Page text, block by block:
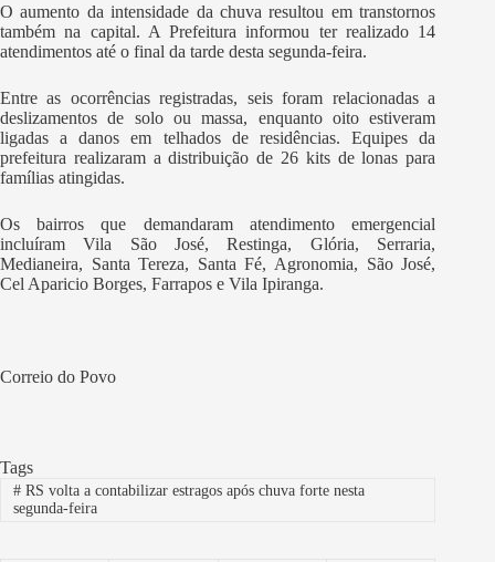
O aumento da intensidade da chuva resultou em transtornos
também na capital. A Prefeitura informou ter realizado 14
atendimentos até o final da tarde desta segunda-feira.
Entre as ocorrências registradas, seis foram relacionadas a
deslizamentos de solo ou massa, enquanto oito estiveram
ligadas a danos em telhados de residências. Equipes da
prefeitura realizaram a distribuição de 26 kits de lonas para
famílias atingidas.
Os bairros que demandaram atendimento emergencial
incluíram Vila São José, Restinga, Glória, Serraria,
Medianeira, Santa Tereza, Santa Fé, Agronomia, São José,
Cel Aparicio Borges, Farrapos e Vila Ipiranga.
Correio do Povo
Tags
#RS volta a contabilizar estragos após chuva forte nesta
segunda-feira